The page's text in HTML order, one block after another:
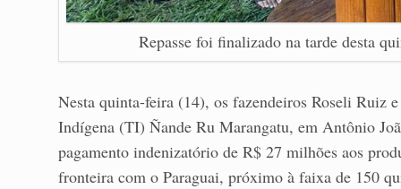
Repasse foi finalizado na tarde desta
Nesta quinta-feira (14), os fazendeiros Roseli Ruiz
Indígena (TI) Ñande Ru Marangatu, em Antônio
pagamento indenizatório de R$ 27 milhões aos
fronteira com o Paraguai, próximo à faixa de 150